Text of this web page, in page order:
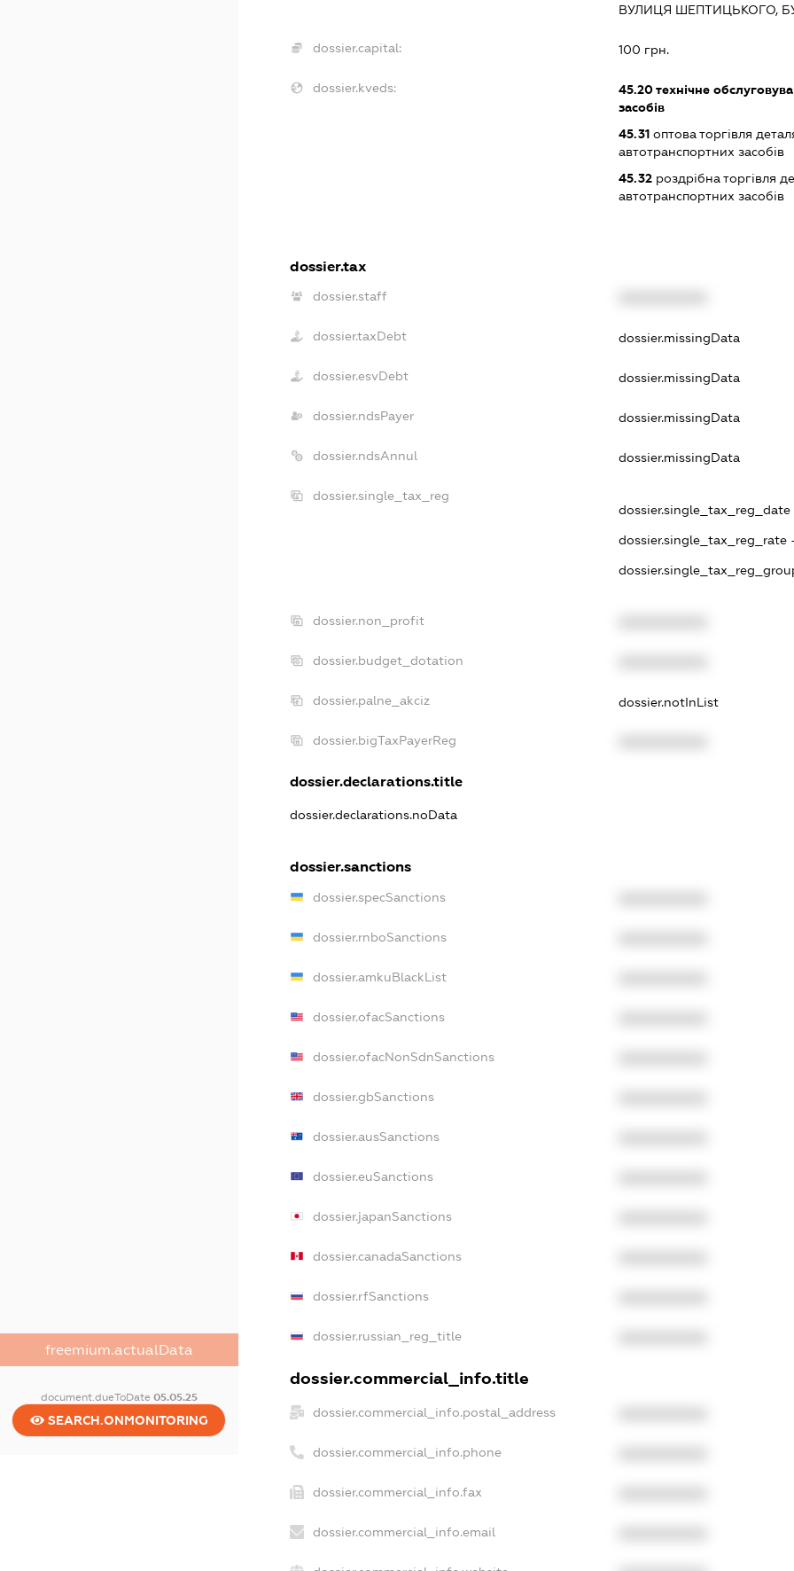
freemium.actualData
document.dueToDate 05.05.25
SEARCH.ONMONITORING
ВУЛИЦЯ ШЕПТИЦЬКОГО,
dossier.capital: 100 грн.
dossier.kveds: 45.20технічне
засобів
45.31оптова торгівля
автотранспортних засобів
45.32роздрібна торгівля
автотранспортних засобів
dossier.tax
dossier.staff
dossier.taxDebt dossier.missingData
dossier.esvDebt dossier.missingData
dossier.ndsPayer dossier.missingData
dossier.ndsAnnul dossier.missingData
dossier.single_tax_reg
dossier.single_tax_reg_date -
dossier.single_tax_reg_rate
dossier.non_profit
dossier.budget_dotation
dossier.palne_akciz dossier.notInList
dossier.bigTaxPayerReg
dossier.declarations.title
dossier.declarations.noData
dossier.sanctions
dossier.specSanctions
dossier.rnboSanctions
dossier.amkuBlackList
dossier.ofacSanctions
dossier.ofacNonSdnSanctions
dossier.gbSanctions
dossier.ausSanctions
dossier.euSanctions
dossier.japanSanctions
dossier.canadaSanctions
dossier.rfSanctions
dossier.russian_reg_title
dossier.commercial_info.title
dossier.commercial_info.postal_address
dossier.commercial_info.phone
dossier.commercial_info.fax
dossier.commercial_info.email